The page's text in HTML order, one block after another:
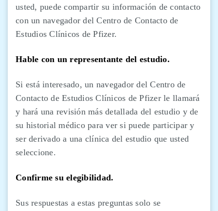
usted, puede compartir su información de contacto
con un navegador del Centro de Contacto de
Estudios Clínicos de Pfizer.
Hable con un representante del estudio.
Si está interesado, un navegador del Centro de
Contacto de Estudios Clínicos de Pfizer le llamará
y hará una revisión más detallada del estudio y de
su historial médico para ver si puede participar y
ser derivado a una clínica del estudio que usted
seleccione.
Confirme su elegibilidad.
Sus respuestas a estas preguntas solo se